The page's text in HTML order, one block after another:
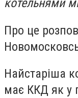
котельнями
Про це
Найстаріша
має ККД як у